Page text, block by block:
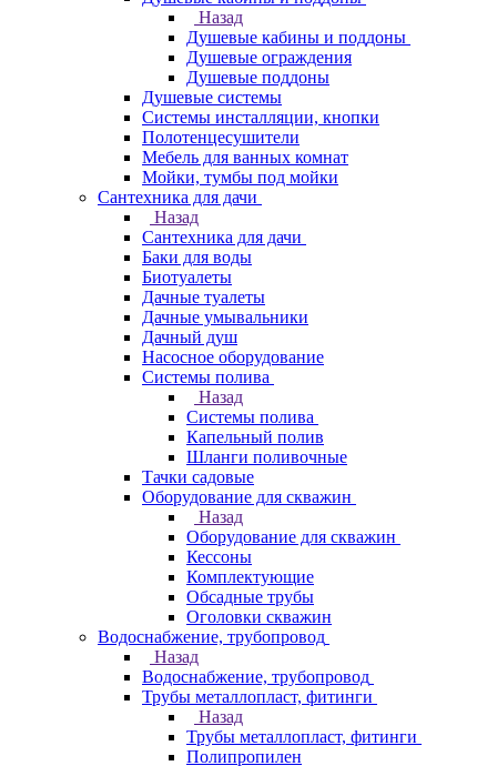
Назад
Душевые кабины и поддоны
Душевые ограждения
Душевые поддоны
Душевые системы
Системы инсталляции, кнопки
Полотенцесушители
Мебель для ванных комнат
Мойки, тумбы под мойки
Сантехника для дачи
Назад
Сантехника для дачи
Баки для воды
Биотуалеты
Дачные туалеты
Дачные умывальники
Дачный душ
Насосное оборудование
Системы полива
Назад
Системы полива
Капельный полив
Шланги поливочные
Тачки садовые
Оборудование для скважин
Назад
Оборудование для скважин
Кессоны
Комплектующие
Обсадные трубы
Оголовки скважин
Водоснабжение, трубопровод
Назад
Водоснабжение, трубопровод
Трубы металлопласт, фитинги
Назад
Трубы металлопласт, фитинги
Полипропилен